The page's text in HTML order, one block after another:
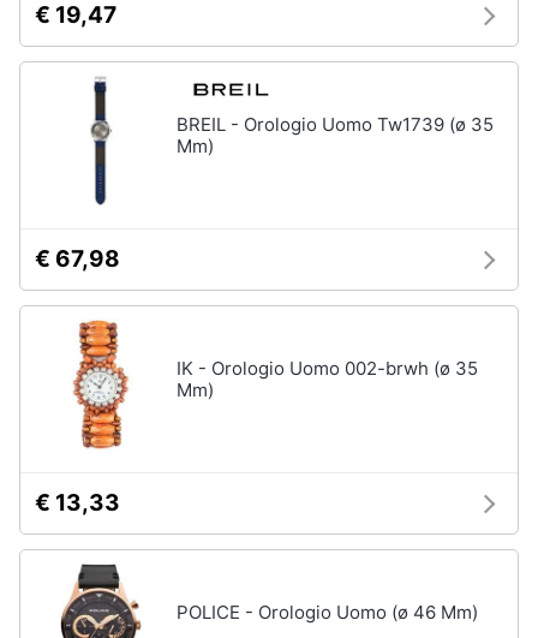
€ 19,47
BREIL - Orologio Uomo Tw1739 (ø 35
Mm)
€ 67,98
IK - Orologio Uomo 002-brwh (ø 35
Mm)
€ 13,33
POLICE - Orologio Uomo (ø 46 Mm)